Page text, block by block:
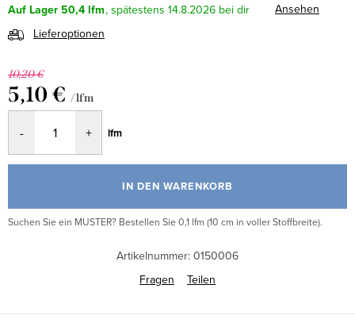
Auf Lager50,4 lfm 14.8.2026
Ansehen
Lieferoptionen
10,20 €
5,10 € / lfm
lfm
IN DEN WARENKORB
Suchen Sie ein MUSTER? Bestellen Sie 0,1 lfm (10 cm in voller Stoffbreite).
Artikelnummer: 0150006
Fragen
Teilen